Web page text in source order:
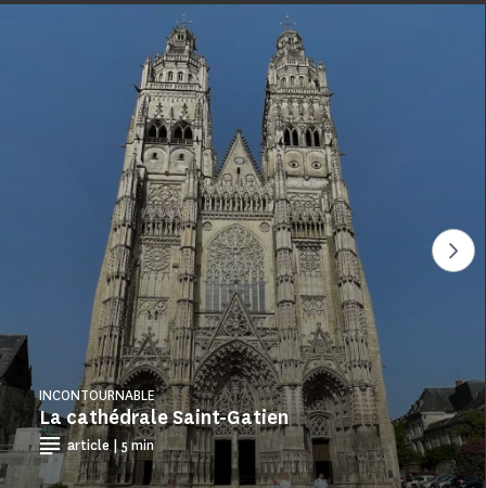
La cathédrale Saint-Gatien
INCONTOURNABLE
article | 5 min